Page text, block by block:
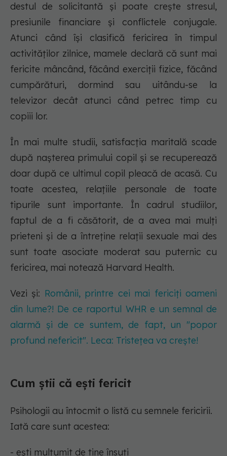
destul de solicitantă și poate crește stresul,
presiunile financiare și conflictele conjugale.
Atunci când își clasifică fericirea în timpul
activităților zilnice, mamele declară că sunt mai
fericite mâncând, făcând exerciții fizice, făcând
cumpărături, dormind sau uitându-se la
televizor decât atunci când petrec timp cu
copiii lor.
În mai multe studii, satisfacția maritală scade
după nașterea primului copil și se recuperează
doar după ce ultimul copil pleacă de acasă. Cu
toate acestea, relațiile personale de toate
tipurile sunt importante. În cadrul studiilor,
faptul de a fi căsătorit, de a avea mai mulți
prieteni și de a întreține relații sexuale mai des
sunt toate asociate moderat sau puternic cu
fericirea, mai notează Harvard Health.
Vezi și: Românii, printre cei mai fericiți oameni
din lume?! De ce raportul WHR e un semnal de
alarmă și de ce suntem, de fapt, un "popor
profund nefericit". Leca: Tristețea va crește!
Cum știi că ești fericit
Psihologii au întocmit o listă cu semnele fericirii.
Iată care sunt acestea:
- ești mulțumit de tine însuți